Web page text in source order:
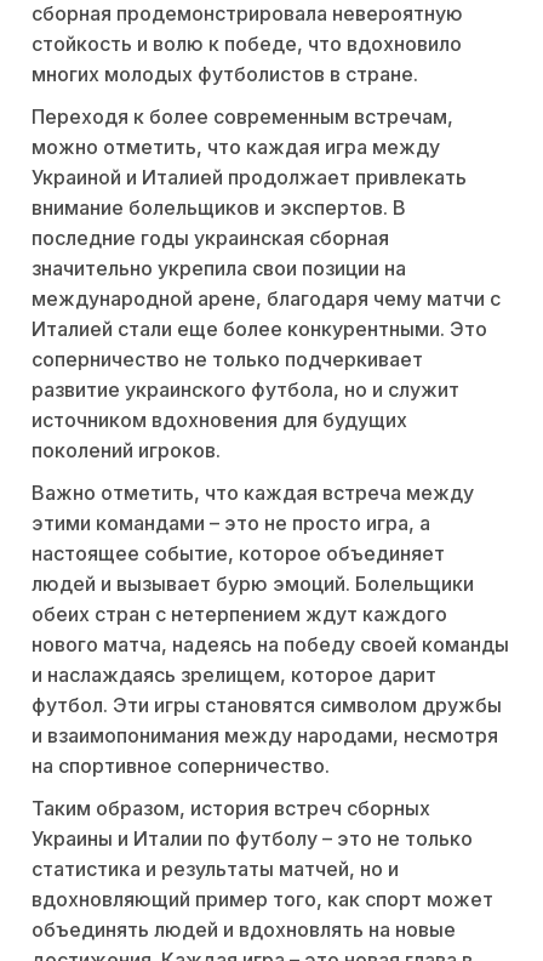
сборная продемонстрировала невероятную
стойкость и волю к победе, что вдохновило
многих молодых футболистов в стране.
Переходя к более современным встречам,
можно отметить, что каждая игра между
Украиной и Италией продолжает привлекать
внимание болельщиков и экспертов. В
последние годы украинская сборная
значительно укрепила свои позиции на
международной арене, благодаря чему матчи с
Италией стали еще более конкурентными. Это
соперничество не только подчеркивает
развитие украинского футбола, но и служит
источником вдохновения для будущих
поколений игроков.
Важно отметить, что каждая встреча между
этими командами – это не просто игра, а
настоящее событие, которое объединяет
людей и вызывает бурю эмоций. Болельщики
обеих стран с нетерпением ждут каждого
нового матча, надеясь на победу своей команды
и наслаждаясь зрелищем, которое дарит
футбол. Эти игры становятся символом дружбы
и взаимопонимания между народами, несмотря
на спортивное соперничество.
Таким образом, история встреч сборных
Украины и Италии по футболу – это не только
статистика и результаты матчей, но и
вдохновляющий пример того, как спорт может
объединять людей и вдохновлять на новые